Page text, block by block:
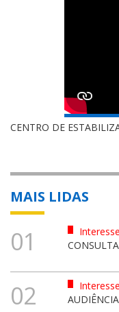
CENTRO DE
MAIS LIDAS
01
02